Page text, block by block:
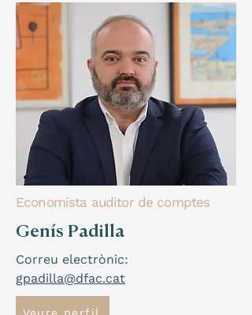
Economista auditor de comptes
Genís Padilla
Correu electrònic:
gpadilla@dfac.cat